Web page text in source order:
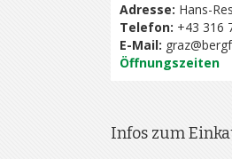
Adresse: Hans-
Telefon: +43 316
E-Mail:
Öffnungszeiten
Infos zum